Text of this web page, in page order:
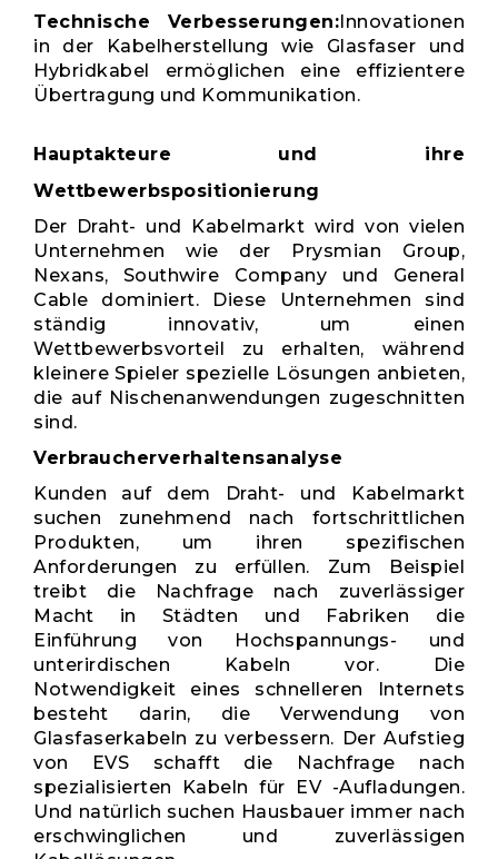
Technische Verbesserungen:Innovationen
in der Kabelherstellung wie Glasfaser und
Hybridkabel ermöglichen eine effizientere
Übertragung und Kommunikation.
Hauptakteure und ihre
Wettbewerbspositionierung
Der Draht- und Kabelmarkt wird von vielen
Unternehmen wie der Prysmian Group,
Nexans, Southwire Company und General
Cable dominiert. Diese Unternehmen sind
ständig innovativ, um einen
Wettbewerbsvorteil zu erhalten, während
kleinere Spieler spezielle Lösungen anbieten,
die auf Nischenanwendungen zugeschnitten
sind.
Verbraucherverhaltensanalyse
Kunden auf dem Draht- und Kabelmarkt
suchen zunehmend nach fortschrittlichen
Produkten, um ihren spezifischen
Anforderungen zu erfüllen. Zum Beispiel
treibt die Nachfrage nach zuverlässiger
Macht in Städten und Fabriken die
Einführung von Hochspannungs- und
unterirdischen Kabeln vor. Die
Notwendigkeit eines schnelleren Internets
besteht darin, die Verwendung von
Glasfaserkabeln zu verbessern. Der Aufstieg
von EVS schafft die Nachfrage nach
spezialisierten Kabeln für EV -Aufladungen.
Und natürlich suchen Hausbauer immer nach
erschwinglichen und zuverlässigen